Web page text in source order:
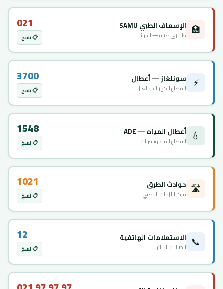
🏥 الإسعاف الطبي SAMU
طوارئ طبية — الجزائر
021
📋 نسخ
⚡ سونلغاز — أعطال
انقطاع الكهرباء والغاز
3700
📋 نسخ
💧 أعطال المياه — ADE
انقطاع الماء وتسربات
1548
📋 نسخ
🛣️ حوادث الطرق
مركز الأزمات الوطني
1021
📋 نسخ
📞 الاستعلامات الهاتفية
اتصالات الجزائر
12
📋 نسخ